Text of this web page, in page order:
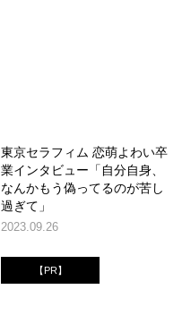
東京セラフィム 恋萌よわい卒
業インタビュー「自分自身、
なんかもう偽ってるのが苦し
過ぎて」
2023.09.26
【PR】